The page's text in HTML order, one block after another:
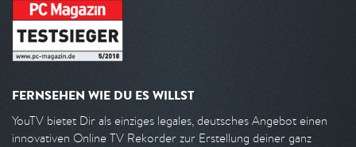
FERNSEHEN WIE DU ES WILLST
YouTV bietet Dir als einziges legales, deutsches Angebot einen
innovativen Online TV Rekorder zur Erstellung deiner ganz